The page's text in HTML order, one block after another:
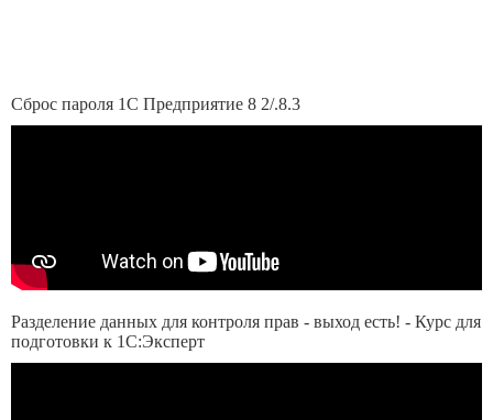
Сброс пароля 1С Предприятие 8 2/.8.3
Разделение данных для контроля прав - выход есть! - Курс для
подготовки к 1С:Эксперт